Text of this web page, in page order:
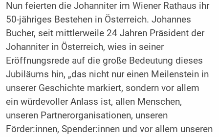
Nun feierten die Johanniter im Wiener Rathaus ihr
50-jähriges Bestehen in Österreich. Johannes
Bucher, seit mittlerweile 24 Jahren Präsident der
Johanniter in Österreich, wies in seiner
Eröffnungsrede auf die große Bedeutung dieses
Jubiläums hin, „das nicht nur einen Meilenstein in
unserer Geschichte markiert, sondern vor allem
ein würdevoller Anlass ist, allen Menschen,
unseren Partnerorganisationen, unseren
Förder:innen, Spender:innen und vor allem unseren